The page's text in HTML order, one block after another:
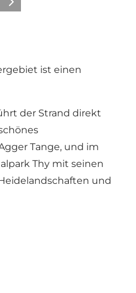
Weiter
ist einen
der Strand direkt
Tange, und im
Thy mit seinen
und